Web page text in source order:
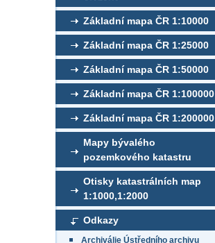
Základní mapa ČR 1:10000
Základní mapa ČR 1:25000
Základní mapa ČR 1:50000
Základní mapa ČR 1:100000
Základní mapa ČR 1:200000
Mapy bývalého
pozemkového katastru
Otisky katastrálních map
1:1000,1:2000
Odkazy
Archiválie Ústředního archivu